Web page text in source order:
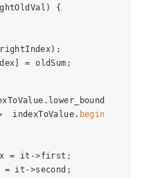
)
{
rightIndex);
= oldSum ;
. lower_bound
indexToValue. begin
= it ->first ;
= it ->second ;